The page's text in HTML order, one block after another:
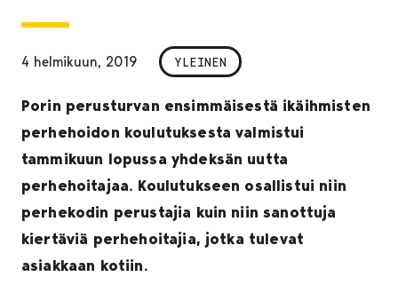
4 helmikuun, 2019 YLEINEN
Porin perusturvan ensimmäisestä ikäihmisten
perhehoidon koulutuksesta valmistui
tammikuun lopussa yhdeksän uutta
perhehoitajaa. Koulutukseen osallistui niin
perhekodin perustajia kuin niin sanottuja
kiertäviä perhehoitajia, jotka tulevat
asiakkaan kotiin.